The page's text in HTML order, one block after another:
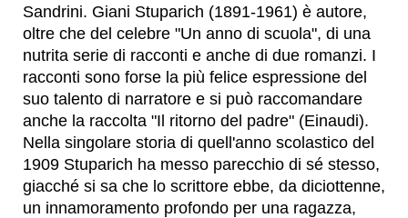
Sandrini. Giani Stuparich (1891-1961) è autore,
oltre che del celebre "Un anno di scuola", di una
nutrita serie di racconti e anche di due romanzi. I
racconti sono forse la più felice espressione del
suo talento di narratore e si può raccomandare
anche la raccolta "Il ritorno del padre" (Einaudi).
Nella singolare storia di quell'anno scolastico del
1909 Stuparich ha messo parecchio di sé stesso,
giacché si sa che lo scrittore ebbe, da diciottenne,
un innamoramento profondo per una ragazza,